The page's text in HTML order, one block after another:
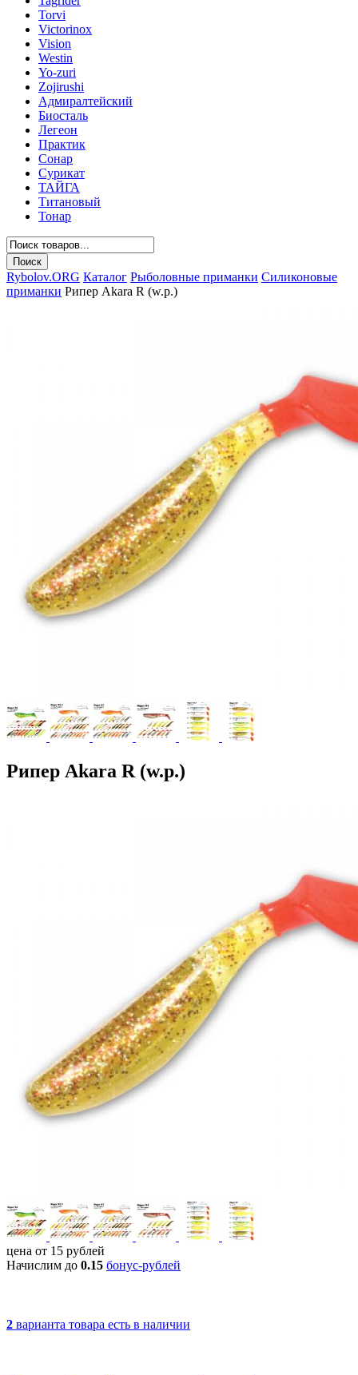
Torvi
Victorinox
Vision
Westin
Yo-zuri
Zojirushi
Адмиралтейский
Биосталь
Легеон
Практик
Сонар
Сурикат
ТАЙГА
Титановый
Тонар
Rybolov.ORG Каталог Рыболовные приманки Силиконовые
приманки Рипер Akara R (w.p.)
Рипер Akara R (w.p.)
цена от 15 рублей
Начислим до 0.15 бонус-рублей
2 варианта товара есть в наличии